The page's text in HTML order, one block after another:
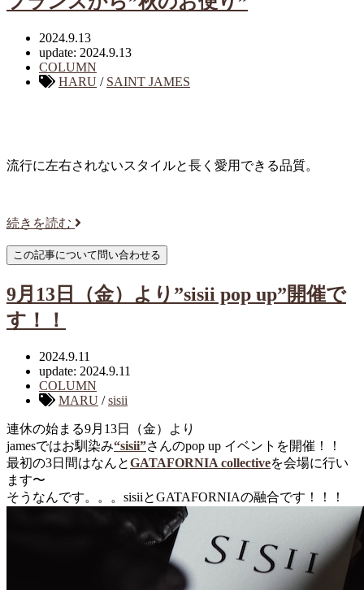
2024.9.13
update: 2024.9.13
COLUMN
HARU / SAINT JAMES
流行に左右されないスタイルと長く愛用できる品質。
続きを読む
9月13日（金）より”sisii pop up”開催で
す！！
2024.9.11
update: 2024.9.11
COLUMN
MARU /sisii
連休の始まる9月13日（金）より
jamesではお馴染み“sisii”さんのpop up イベントを開催！！
最初の3日間はなんとGATAFORNIA collectiveを会場に行い
ます〜
そうなんです。。。sisiiとGATAFORNIAの融合です！！！